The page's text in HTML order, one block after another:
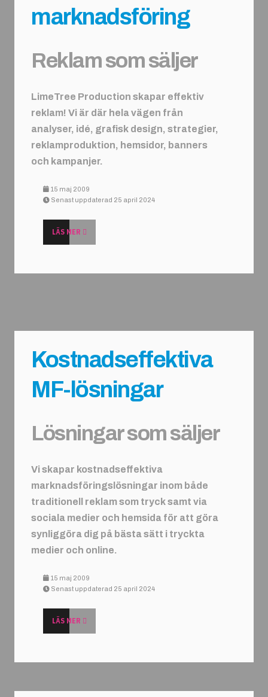
marknadsföring
Reklam som säljer
LimeTree Production skapar effektiv
reklam! Vi är där hela vägen från
analyser, idé, grafisk design, strategier,
reklamproduktion, hemsidor, banners
och kampanjer.
15 maj 2009
Senast uppdaterad 25 april 2024
LÄS MER
Kostnadseffektiva
MF-lösningar
Lösningar som säljer
Vi skapar kostnadseffektiva
marknadsföringslösningar inom både
traditionell reklam som tryck samt via
sociala medier och hemsida för att göra
synliggöra dig på bästa sätt i tryckta
medier och online.
15 maj 2009
Senast uppdaterad 25 april 2024
LÄS MER